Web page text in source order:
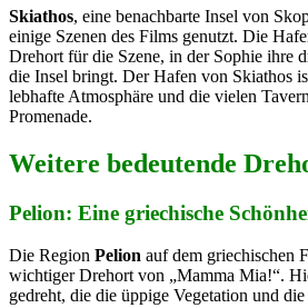
Skiathos, eine benachbarte Insel von
einige Szenen des Films genutzt. Die
Drehort für die Szene, in der Sophie ihre
die Insel bringt. Der Hafen von Skiathos
lebhafte Atmosphäre und die vielen
Promenade.
Weitere bedeutende
Pelion: Eine griechische
Die Region Pelion auf dem griechischen
wichtiger Drehort von „Mamma Mia!“.
gedreht, die die üppige Vegetation und